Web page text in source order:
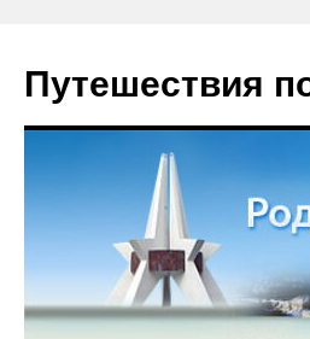
Путешествия